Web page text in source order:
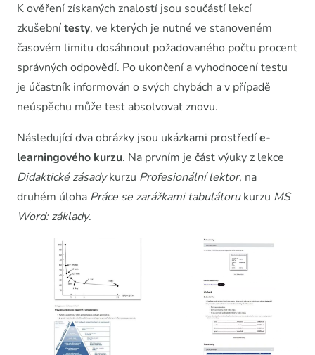
K ověření získaných znalostí jsou součástí lekcí
zkušebnítesty, ve kterých je nutné ve stanoveném
časovém limitu dosáhnout požadovaného počtu procent
správných odpovědí. Po ukončení a vyhodnocení testu
je účastník informován o svých chybách a v případě
neúspěchu může test absolvovat znovu.
Následující dva obrázky jsou ukázkami prostředíe-
learningového kurzu. Na prvním je část výuky z lekce
Didaktické zásadykurzu Profesionální lektor, na
druhém úloha Práce se zarážkami tabulátorukurzu MS
Word: základy.